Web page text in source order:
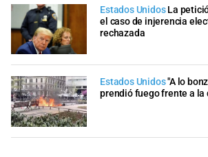
Estados Unidos La
el caso de injerencia
rechazada
Estados Unidos"A lo
prendió fuego frente a la